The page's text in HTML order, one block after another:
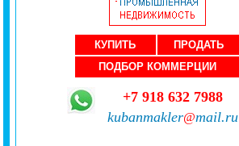
КУПИТЬ
ПРОДАТЬ
ПОДБОР КОММЕРЦИИ
+7 918 632 7988
kubanmakler@mail.ru